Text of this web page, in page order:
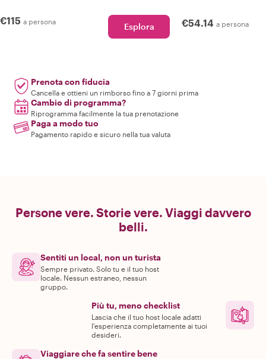
€115 a persona Esplora €54.14 a persona
Prenota con fiducia
Cancella e ottieni un rimborso fino a 7 giorni prima
Cambio di programma?
Riprogramma facilmente la tua prenotazione
Paga a modo tuo
Pagamento rapido e sicuro nella tua valuta
Persone vere. Storie vere. Viaggi davvero
belli.
Sentiti un local, non un turista
Sempre privato. Solo tu e il tuo host
locale. Nessun estraneo, nessun
gruppo.
Più tu, meno checklist
Lascia che il tuo host locale adatti
l'esperienza completamente ai tuoi
desideri.
Viaggiare che fa sentire bene